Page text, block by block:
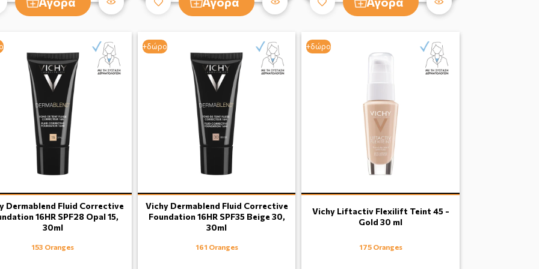
Dermablend Fluid Corrective
16HR SPF28 Opal 15,
30ml
153 Oranges
+δώρο
Vichy Dermablend Fluid Corrective
Foundation 16HR SPF35 Beige 30,
30ml
161 Oranges
+δώρο
Vichy Liftactiv Flexilift Teint 45 -
Gold 30 ml
175 Oranges